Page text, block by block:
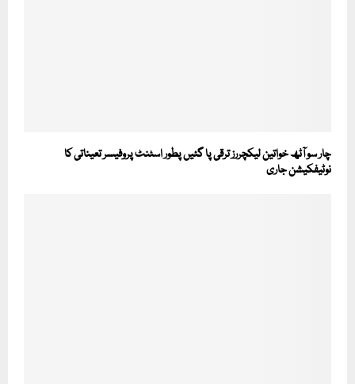
چار سو آٹھ خواتین لیکچررز ترقی پا گئیں پطور اسٹنٹ پروفیسر تعیناتی کا
نوٹیفکیشن جاری